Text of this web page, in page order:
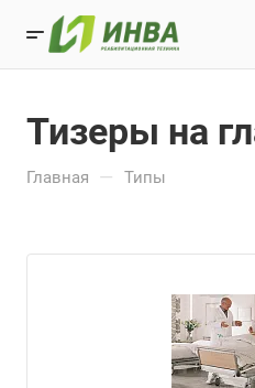
Тизеры на
Главная — Типы